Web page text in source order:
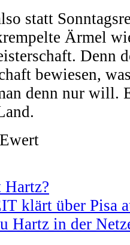
statt
Ärmel
Denn
bewiesen,
denn nur will.
Hartz?
klärt über Pisa
Hartz in der